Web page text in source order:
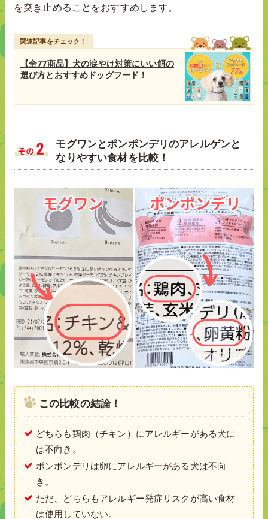
を突き止めることをおすすめします。
関連記事をチェック！
【全77商品】犬の涙やけ対策にいい餌の
選び方とおすすめドッグフード！
モグワンとポンポンデリのアレルゲンと
なりやすい食材を比較！
この比較の結論！
どちらも鶏肉（チキン）にアレルギーがある犬に
は不向き。
ポンポンデリは卵にアレルギーがある犬は不向
き。
ただ、どちらもアレルギー発症リスクが高い食材
は使用していない。